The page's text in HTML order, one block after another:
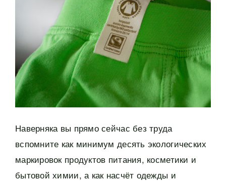
Наверняка вы прямо сейчас без труда
вспомните как минимум десять экологических
маркировок продуктов питания, косметики и
бытовой химии, а как насчёт одежды и